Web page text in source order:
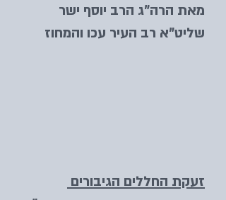
מאת הרה"ג הרב יוסף ישר
שליט"א רב העיר עכו והמחוז
זעקת החללים הגיבורים